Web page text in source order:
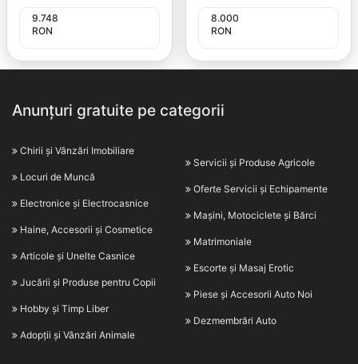
9.748
RON
8.000
RON
Anunțuri gratuite pe categorii
Chirii și Vânzări Imobiliare
Locuri de Muncă
Electronice și Electrocasnice
Haine, Accesorii și Cosmetice
Articole și Unelte Casnice
Jucării și Produse pentru Copii
Hobby și Timp Liber
Adopții și Vânzări Animale
Servicii și Produse Agricole
Oferte Servicii și Echipamente
Mașini, Motociclete și Bărci
Matrimoniale
Escorte și Masaj Erotic
Piese și Accesorii Auto Noi
Dezmembrări Auto